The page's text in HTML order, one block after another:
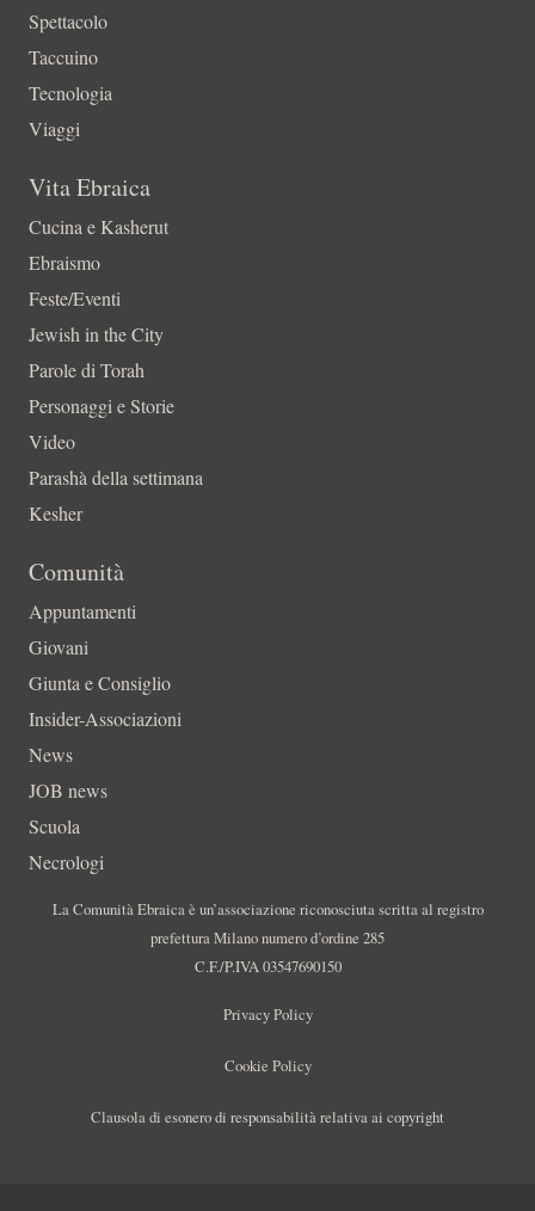
Spettacolo
Taccuino
Tecnologia
Viaggi
Vita Ebraica
Cucina e Kasherut
Ebraismo
Feste/Eventi
Jewish in the City
Parole di Torah
Personaggi e Storie
Video
Parashà della settimana
Kesher
Comunità
Appuntamenti
Giovani
Giunta e Consiglio
Insider-Associazioni
News
JOB news
Scuola
Necrologi
La Comunità Ebraica è un’associazione riconosciuta scritta al registro
prefettura Milano numero d’ordine 285
C.F./P.IVA 03547690150
Privacy Policy
Cookie Policy
Clausola di esonero di responsabilità relativa ai copyright